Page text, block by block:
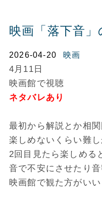
映画「落下音」
2026-04-20 映画
4月11日
映画館で視聴
ネタバレあり
最初から解説とか相
楽しめないくらい難し
2回目見たら楽しめる
音で不安にさせたり
映画館で観た方がいい